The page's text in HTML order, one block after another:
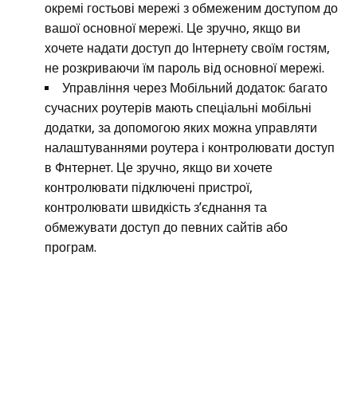
окремі гостьові мережі з обмеженим доступом до
вашої основної мережі. Це зручно, якщо ви
хочете надати доступ до Інтернету своїм гостям,
не розкриваючи їм пароль від основної мережі.
Управління через Мобільний додаток: багато
сучасних роутерів мають спеціальні мобільні
додатки, за допомогою яких можна управляти
налаштуваннями роутера і контролювати доступ
в Фнтернет. Це зручно, якщо ви хочете
контролювати підключені пристрої,
контролювати швидкість з’єднання та
обмежувати доступ до певних сайтів або
програм.